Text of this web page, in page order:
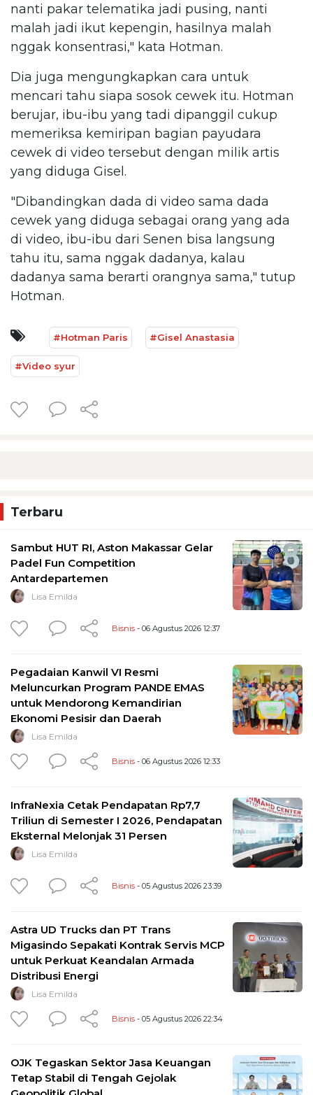
nanti pakar telematika jadi pusing, nanti
malah jadi ikut kepengin, hasilnya malah
nggak konsentrasi," kata Hotman.
Dia juga mengungkapkan cara untuk
mencari tahu siapa sosok cewek itu. Hotman
berujar, ibu-ibu yang tadi dipanggil cukup
memeriksa kemiripan bagian payudara
cewek di video tersebut dengan milik artis
yang diduga Gisel.
"Dibandingkan dada di video sama dada
cewek yang diduga sebagai orang yang ada
di video, ibu-ibu dari Senen bisa langsung
tahu itu, sama nggak dadanya, kalau
dadanya sama berarti orangnya sama," tutup
Hotman.
#Hotman Paris #Gisel Anastasia
#Video syur
Terbaru
Sambut HUT RI, Aston Makassar Gelar
Padel Fun Competition
Antardepartemen
Lisa Emilda
Bisnis - 06 Agustus 2026 12:37
Pegadaian Kanwil VI Resmi
Meluncurkan Program PANDE EMAS
untuk Mendorong Kemandirian
Ekonomi Pesisir dan Daerah
Lisa Emilda
Bisnis - 06 Agustus 2026 12:33
InfraNexia Cetak Pendapatan Rp7,7
Triliun di Semester I 2026, Pendapatan
Eksternal Melonjak 31 Persen
Lisa Emilda
Bisnis - 05 Agustus 2026 23:39
Astra UD Trucks dan PT Trans
Migasindo Sepakati Kontrak Servis MCP
untuk Perkuat Keandalan Armada
Distribusi Energi
Lisa Emilda
Bisnis - 05 Agustus 2026 22:34
OJK Tegaskan Sektor Jasa Keuangan
Tetap Stabil di Tengah Gejolak